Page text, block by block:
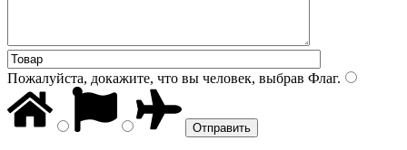
Пожалуйста, докажите, что вы человек, выбрав Флаг.